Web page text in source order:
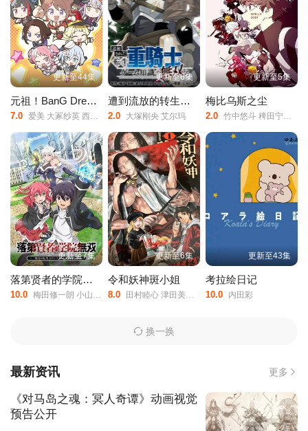
更新至44集
元祖！BanG Dream Chan
7.0 爱美 大冢纱英 西本里美
更新至6集
遭到流放的转生重骑士凭借游戏知识大开无双
2.0 大塚刚央 艾尔玛
更新至5集
梅比乌斯之尘
2.0 竹中悠斗 稗田宁宁 佐藤榛夏 坂泰斗 市川苍 堀金苍平
更新至7集
落第贤者的学院无双第二回转生，S等级作弊魔术师冒险记
10.0 梅田修一朗 小山内怜央 白石晴香 加藤英美里 平川大辅
更新至6集
令和妖神斑小姐
8.0 田村睦心 津田美波 寺泽百花 寺杣昌纪
更新至43集
考拉绘日记
10.0 内田彩
换一换
最新资讯 更多
《对马岛之魂：冥人奇谭》动画视觉
预告公开